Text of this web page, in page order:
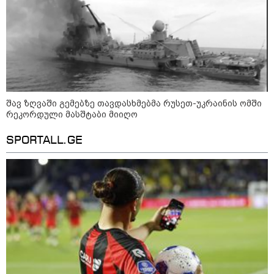
კატეგორიის ყველა სიახლე
წინააღმდეგ გეოპოლიტიკური
ბრძოლის უგუნურ იარაღად
გამოიყენა იმ მომენტში, როდესაც
ეს მისთვის ხელსაყრელი იყო
დავით ღვინჯილია გიორგი
ბარამიძეზე - მისმა განცხადებამ
ქვეყანა დააზიანა და
მებრძოლებსა და ვეტერანებს
შეურაცხყოფა მიაყენა
შავ ზღვაში გემებზე თავდასხმებმა რუსეთ-უკრაინის ომში
რეკორდული მასშტაბი მიიღო
SPORTALL.GE